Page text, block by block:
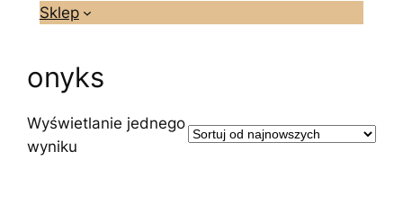
Sklep
onyks
Wyświetlanie jednego
wyniku